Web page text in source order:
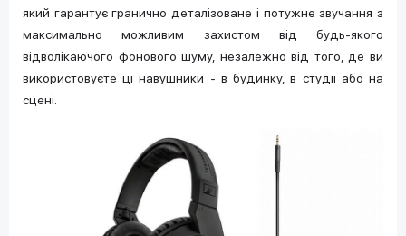
який гарантує гранично деталізоване і потужне звучання з
максимально можливим захистом від будь-якого
відволікаючого фонового шуму, незалежно від того, де ви
використовуєте ці навушники - в будинку, в студії або на
сцені.